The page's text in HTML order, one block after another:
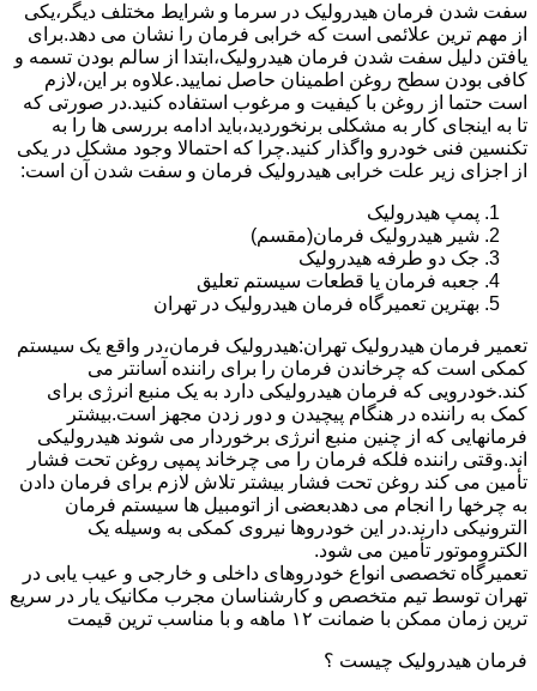
سفت شدن فرمان هیدرولیک در سرما و شرایط مختلف دیگر،یکی
از مهم ترین علائمی است که خرابی فرمان را نشان می دهد.برای
یافتن دلیل سفت شدن فرمان هیدرولیک،ابتدا از سالم بودن تسمه و
کافی بودن سطح روغن اطمینان حاصل نمایید.علاوه بر این،لازم
است حتما از روغن با کیفیت و مرغوب استفاده کنید.در صورتی که
تا به اینجای کار به مشکلی برنخوردید،باید ادامه بررسی ها را به
تکنسین فنی خودرو واگذار کنید.چرا که احتمالا وجود مشکل در یکی
از اجزای زیر علت خرابی هیدرولیک فرمان و سفت شدن آن است:
پمپ هیدرولیک
شیر هیدرولیک فرمان(مقسم)
جک دو طرفه هیدرولیک
جعبه فرمان یا قطعات سیستم تعلیق
بهترین تعمیرگاه فرمان هیدرولیک در تهران
تعمیر فرمان هیدرولیک تهران:هیدرولیک فرمان،در واقع یک سیستم
کمکی است که چرخاندن فرمان را برای راننده آسانتر می
کند.خودرویی که فرمان هیدرولیکی دارد به یک منبع انرژی برای
کمک به راننده در هنگام پیچیدن و دور زدن مجهز است.بیشتر
فرمانهایی که از چنین منبع انرژی برخوردار می شوند هیدرولیکی
اند.وقتی راننده فلکه فرمان را می چرخاند پمپی روغن تحت فشار
تأمین می کند روغن تحت فشار بیشتر تلاش لازم برای فرمان دادن
به چرخها را انجام می دهدبعضی از اتومبیل ها سیستم فرمان
الترونیکی دارند.در این خودروها نیروی کمکی به وسیله یک
الکتروموتور تأمین می شود.
تعمیرگاه تخصصی انواع خودروهای داخلی و خارجی و عیب یابی در
تهران توسط تیم متخصص و کارشناسان مجرب مکانیک یار در سریع
ترین زمان ممکن با ضمانت ۱۲ ماهه و با مناسب ترین قیمت
فرمان هیدرولیک چیست ؟